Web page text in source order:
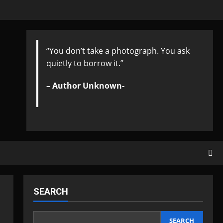
“You don’t take a photograph. You ask
quietly to borrow it.”
– Author Unknown-
SEARCH
SEARCH